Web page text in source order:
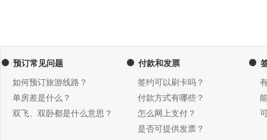
预订常见问题
如何预订旅游线路？
单房差是什么？
双飞、双卧都是什么意思？
付款和发票
签约可以刷卡吗？
付款方式有哪些？
怎么网上支付？
是否可提供发票？